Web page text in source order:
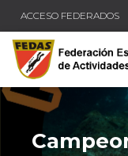
ACCESO FEDERADOS